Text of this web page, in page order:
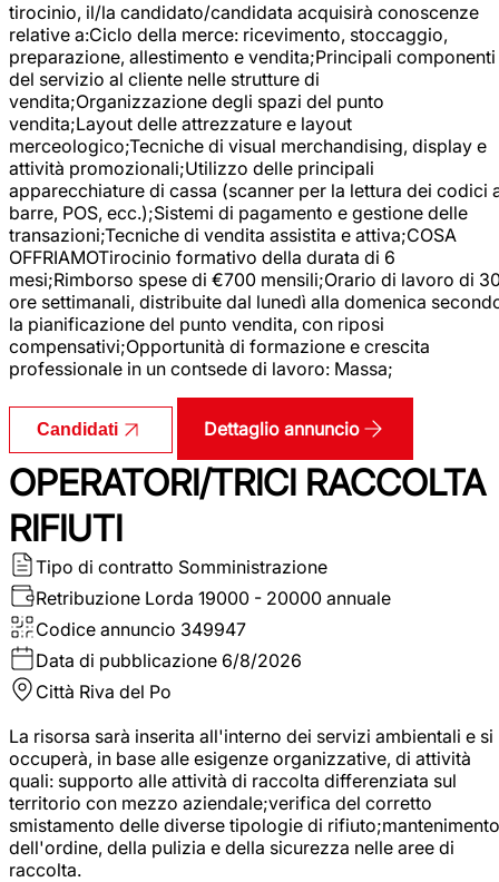
tirocinio, il/la candidato/candidata acquisirà conoscenze
relative a:Ciclo della merce: ricevimento, stoccaggio,
preparazione, allestimento e vendita;Principali componenti
del servizio al cliente nelle strutture di
vendita;Organizzazione degli spazi del punto
vendita;Layout delle attrezzature e layout
merceologico;Tecniche di visual merchandising, display e
attività promozionali;Utilizzo delle principali
apparecchiature di cassa (scanner per la lettura dei codici
barre, POS, ecc.);Sistemi di pagamento e gestione delle
transazioni;Tecniche di vendita assistita e attiva;COSA
OFFRIAMOTirocinio formativo della durata di 6
mesi;Rimborso spese di €700 mensili;Orario di lavoro di
ore settimanali, distribuite dal lunedì alla domenica
la pianificazione del punto vendita, con riposi
compensativi;Opportunità di formazione e crescita
professionale in un contsede di lavoro: Massa;
Candidati Dettaglio annuncio
OPERATORI/TRICI RACCOLTA
RIFIUTI
Tipo di contratto Somministrazione
Retribuzione Lorda 19000 - 20000 annuale
Codice annuncio 349947
Data di pubblicazione 6/8/2026
Città Riva del Po
La risorsa sarà inserita all'interno dei servizi ambientali e si
occuperà, in base alle esigenze organizzative, di attività
quali: supporto alle attività di raccolta differenziata sul
territorio con mezzo aziendale;verifica del corretto
smistamento delle diverse tipologie di rifiuto;mantenimento
dell'ordine, della pulizia e della sicurezza nelle aree di
raccolta.